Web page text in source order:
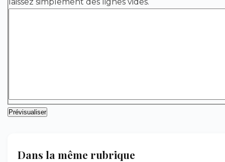
Dans la même rubrique